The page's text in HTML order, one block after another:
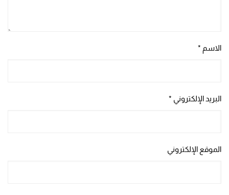
الاسم *
البريد الإلكتروني *
الموقع الإلكتروني